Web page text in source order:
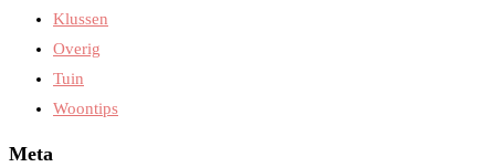
Klussen
Overig
Tuin
Woontips
Meta